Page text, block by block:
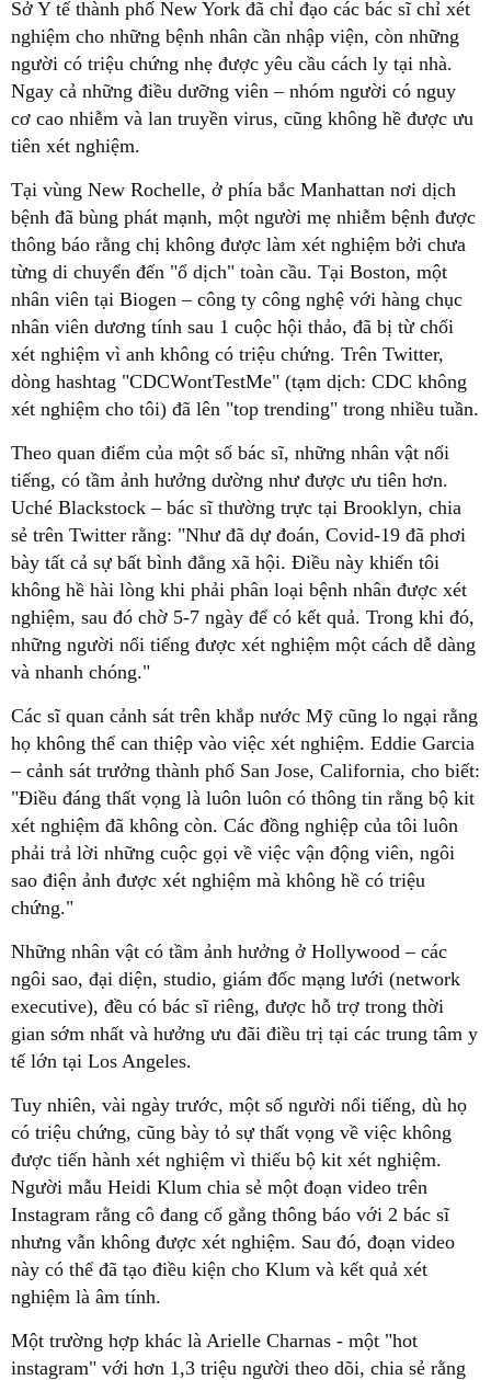
Sở Y tế thành phố New York đã chỉ đạo các bác sĩ chỉ xét
nghiệm cho những bệnh nhân cần nhập viện, còn những
người có triệu chứng nhẹ được yêu cầu cách ly tại nhà.
Ngay cả những điều dưỡng viên – nhóm người có nguy
cơ cao nhiễm và lan truyền virus, cũng không hề được ưu
tiên xét nghiệm.
Tại vùng New Rochelle, ở phía bắc Manhattan nơi dịch
bệnh đã bùng phát mạnh, một người mẹ nhiễm bệnh được
thông báo rằng chị không được làm xét nghiệm bởi chưa
từng di chuyển đến "ổ dịch" toàn cầu. Tại Boston, một
nhân viên tại Biogen – công ty công nghệ với hàng chục
nhân viên dương tính sau 1 cuộc hội thảo, đã bị từ chối
xét nghiệm vì anh không có triệu chứng. Trên Twitter,
dòng hashtag "CDCWontTestMe" (tạm dịch: CDC không
xét nghiệm cho tôi) đã lên "top trending" trong nhiều tuần.
Theo quan điểm của một số bác sĩ, những nhân vật nổi
tiếng, có tầm ảnh hưởng dường như được ưu tiên hơn.
Uché Blackstock – bác sĩ thường trực tại Brooklyn, chia
sẻ trên Twitter rằng: "Như đã dự đoán, Covid-19 đã phơi
bày tất cả sự bất bình đẳng xã hội. Điều này khiến tôi
không hề hài lòng khi phải phân loại bệnh nhân được xét
nghiệm, sau đó chờ 5-7 ngày để có kết quả. Trong khi đó,
những người nổi tiếng được xét nghiệm một cách dễ dàng
và nhanh chóng."
Các sĩ quan cảnh sát trên khắp nước Mỹ cũng lo ngại rằng
họ không thể can thiệp vào việc xét nghiệm. Eddie Garcia
– cảnh sát trưởng thành phố San Jose, California, cho biết:
"Điều đáng thất vọng là luôn luôn có thông tin rằng bộ kit
xét nghiệm đã không còn. Các đồng nghiệp của tôi luôn
phải trả lời những cuộc gọi về việc vận động viên, ngôi
sao điện ảnh được xét nghiệm mà không hề có triệu
chứng."
Những nhân vật có tầm ảnh hưởng ở Hollywood – các
ngôi sao, đại diện, studio, giám đốc mạng lưới (network
executive), đều có bác sĩ riêng, được hỗ trợ trong thời
gian sớm nhất và hưởng ưu đãi điều trị tại các trung tâm y
tế lớn tại Los Angeles.
Tuy nhiên, vài ngày trước, một số người nổi tiếng, dù họ
có triệu chứng, cũng bày tỏ sự thất vọng về việc không
được tiến hành xét nghiệm vì thiếu bộ kit xét nghiệm.
Người mẫu Heidi Klum chia sẻ một đoạn video trên
Instagram rằng cô đang cố gắng thông báo với 2 bác sĩ
nhưng vẫn không được xét nghiệm. Sau đó, đoạn video
này có thể đã tạo điều kiện cho Klum và kết quả xét
nghiệm là âm tính.
Một trường hợp khác là Arielle Charnas - một "hot
instagram" với hơn 1,3 triệu người theo dõi, chia sẻ rằng